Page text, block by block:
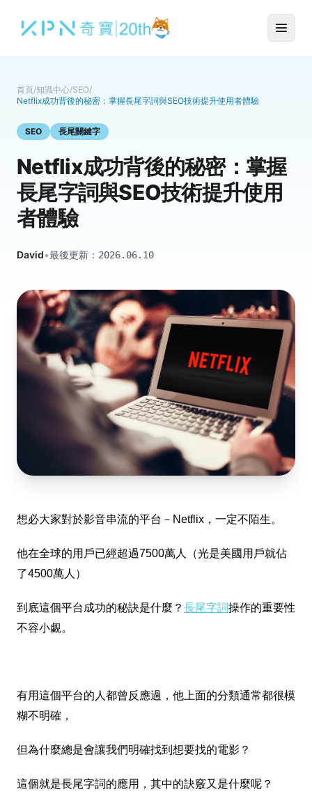
首頁/知識中心/SEO/
Netflix成功背後的秘密：掌握長尾字詞與SEO技術提升使用者體驗
SEO 長尾關鍵字
Netflix成功背後的秘密：掌握
長尾字詞與SEO技術提升使用
者體驗
David•最後更新： 2026.06.10
想必大家對於影音串流的平台－Netflix， 一定不陌生。
他在全球的用戶已經超過7500萬人（光是美國用戶就佔
了4500萬人）
到底這個平台成功的秘訣是什麼？ 長尾字詞操作的重要性
不容小覷。
有用這個平台的人都曾反應過，他上面的分類通常都很模
糊不明確，
但為什麼總是會讓我們明確找到想要找的電影？
這個就是長尾字詞的應用，其中的訣竅又是什麼呢？